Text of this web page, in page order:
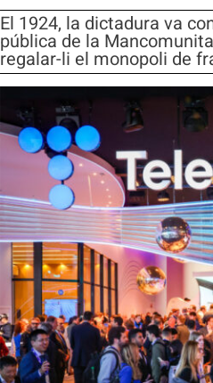
El 1924, la dictadura va
pública de la
regalar-li el monopoli de